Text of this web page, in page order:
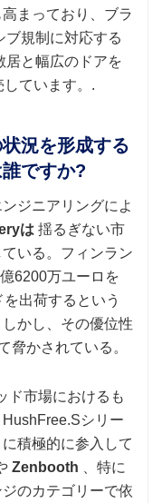
まっており、ブラ
ブ規制に対応する
居と幅広のドアを
ています。.
況を形成する
ですか?
ジニアリングによ
は 揺るぎない市
いる。フィンラン
6200万ユーロを
出荷するという
かし、その優位性
脅かされている。
ド市場におけるも
シリー
積極的に参入して
Zenbooth 、特に
のカテゴリーで依